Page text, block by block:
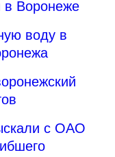
в Воронеже
воду в
с ОАО